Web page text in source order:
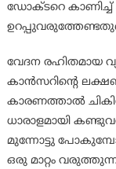
ഡോക്ടറെ
വേദന രഹിതമായ
കാന്‍സറിന്റെ
കാരണത്താല്‍
ധാരാളമായി
മുന്നോട്ടു
ഒരു മാറ്റം